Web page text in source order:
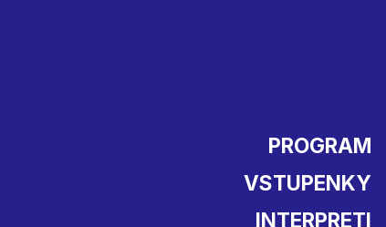
PROGRAM
VSTUPENKY
INTERPRETI